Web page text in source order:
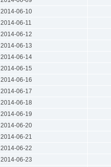
2014-06-10
2014-06-11
2014-06-12
2014-06-13
2014-06-14
2014-06-15
2014-06-16
2014-06-17
2014-06-18
2014-06-19
2014-06-20
2014-06-21
2014-06-22
2014-06-23